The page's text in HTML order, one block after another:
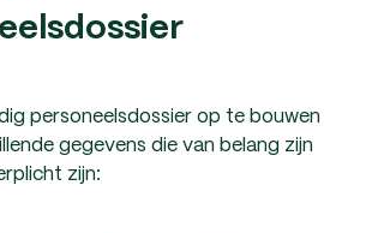
personeelsdossier op te bouwen
gegevens die van belang zijn
zijn: